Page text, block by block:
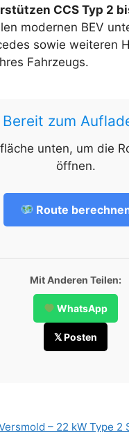
CCS Typ 2
modernen BEV
sowie weiteren
Fahrzeugs.
Bereit zum
unten, um die
öffnen.
Route
Mit Anderen Teilen:
WhatsApp
𝕏 Posten
– 22 kW Type